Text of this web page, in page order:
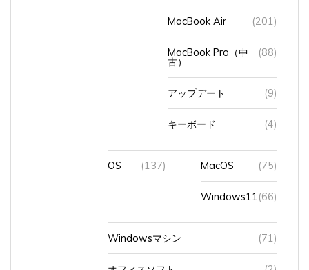
MacBook Air (201)
MacBook Pro（中
古）
(88)
アップデート (9)
キーボード (4)
OS (137) MacOS (75)
Windows11 (66)
Windowsマシン (71)
オフィスソフト (2)